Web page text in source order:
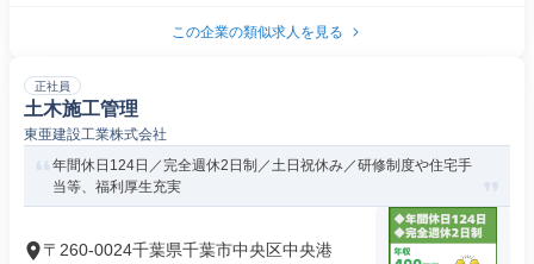
この企業の類似求人を見る
正社員
土木施工管理
東亜建設工業株式会社
年間休日124日／完全週休2日制／土日祝休み／研修制度や住宅手
当等、福利厚生充実
〒260-0024千葉県千葉市中央区中央港